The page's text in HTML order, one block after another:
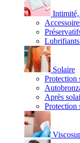
Solaire
Protection
Après
Protection